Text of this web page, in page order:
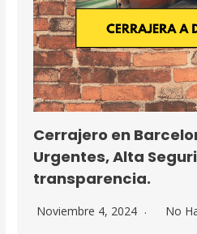
Cerrajero en
Urgentes, Alta
transparencia.
Noviembre 4, 2024 No